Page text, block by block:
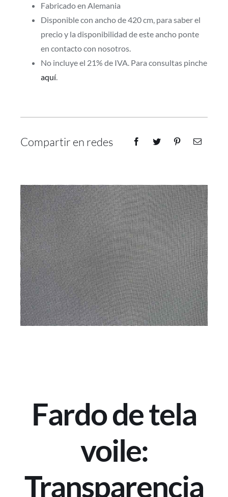
Fabricado en Alemania
Disponible con ancho de 420 cm, para saber el
precio y la disponibilidad de este ancho ponte
en contacto con nosotros.
No incluye el 21% de IVA. Para consultas pinche
aquí.
Compartir en redes
Fardo de tela
voile:
Transparencia